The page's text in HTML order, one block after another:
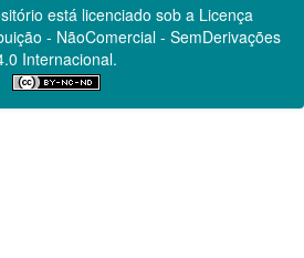
está licenciado sob a Licença
- NãoComercial - SemDerivações
Internacional.